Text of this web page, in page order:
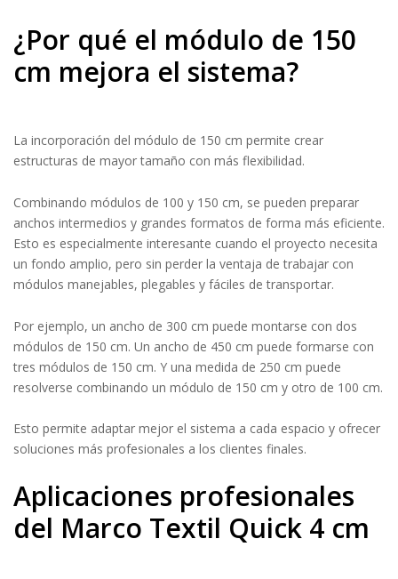
¿Por qué el módulo de 150
cm mejora el sistema?
La incorporación del módulo de 150 cm permite crear
estructuras de mayor tamaño con más flexibilidad.
Combinando módulos de 100 y 150 cm, se pueden preparar
anchos intermedios y grandes formatos de forma más eficiente.
Esto es especialmente interesante cuando el proyecto necesita
un fondo amplio, pero sin perder la ventaja de trabajar con
módulos manejables, plegables y fáciles de transportar.
Por ejemplo, un ancho de 300 cm puede montarse con dos
módulos de 150 cm. Un ancho de 450 cm puede formarse con
tres módulos de 150 cm. Y una medida de 250 cm puede
resolverse combinando un módulo de 150 cm y otro de 100 cm.
Esto permite adaptar mejor el sistema a cada espacio y ofrecer
soluciones más profesionales a los clientes finales.
Aplicaciones profesionales
del Marco Textil Quick 4 cm